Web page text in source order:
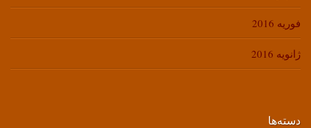
فوریه 2016
ژانویه 2016
دسته‌ها